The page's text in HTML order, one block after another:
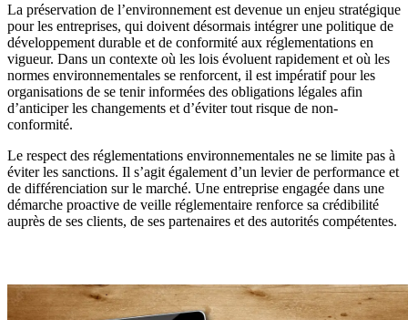
La préservation de l’environnement est devenue un enjeu stratégique
pour les entreprises, qui doivent désormais intégrer une politique de
développement durable et de conformité aux réglementations en
vigueur. Dans un contexte où les lois évoluent rapidement et où les
normes environnementales se renforcent, il est impératif pour les
organisations de se tenir informées des obligations légales afin
d’anticiper les changements et d’éviter tout risque de non-
conformité.
Le respect des réglementations environnementales ne se limite pas à
éviter les sanctions. Il s’agit également d’un levier de performance et
de différenciation sur le marché. Une entreprise engagée dans une
démarche proactive de veille réglementaire renforce sa crédibilité
auprès de ses clients, de ses partenaires et des autorités compétentes.